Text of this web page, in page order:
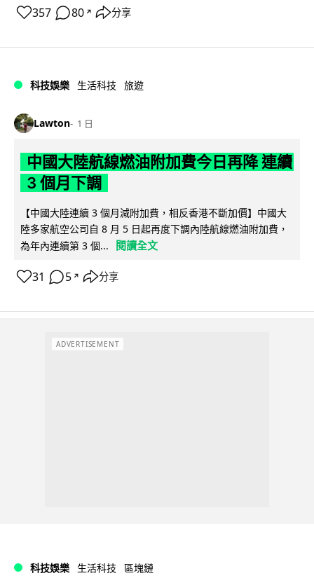
357 80 ↗ 分享
科技娛樂 生活科技 旅遊
Lawton 1 日
中國大陸航線燃油附加費今日再降 連續
3 個月下調
【中國大陸連續 3 個月減附加費，相反香港不斷加價】中國大
陸多家航空公司自 8 月 5 日起再度下調內陸航線燃油附加費，
為年內連續第 3 個...
閱讀全文
31 5 ↗ 分享
ADVERTISEMENT
科技娛樂 生活科技 區塊鏈